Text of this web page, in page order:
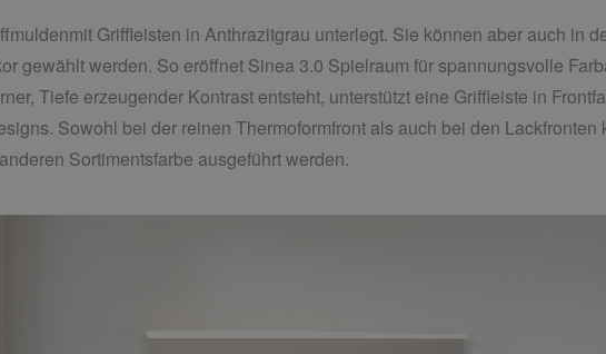
Griffleisten in Anthrazitgrau unterlegt. Sie können aber auch in
gewählt werden. So eröffnet Sinea 3.0 Spielraum für spannungsvolle
Tiefe erzeugender Kontrast entsteht, unterstützt eine Griffleiste in
Sowohl bei der reinen Thermoformfront als auch bei den Lackfronten
Sortimentsfarbe ausgeführt werden.